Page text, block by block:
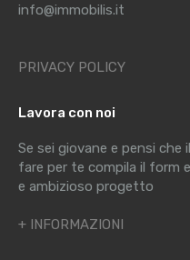
info@immobilis.it
PRIVACY POLICY
Lavora con noi
Se sei giovane e pensi che
fare per te compila il form
e ambizioso progetto
+ INFORMAZIONI